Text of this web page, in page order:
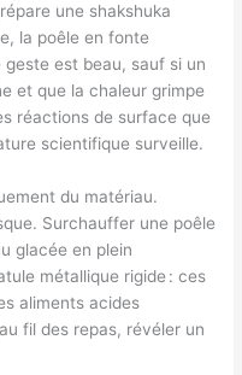
une shakshuka
la poêle en fonte
geste est beau, sauf si un
et que la chaleur grimpe
réactions de surface que
scientifique surveille.
du matériau.
Surchauffer une poêle
glacée en plein
métallique rigide : ces
aliments acides
fil des repas, révéler un